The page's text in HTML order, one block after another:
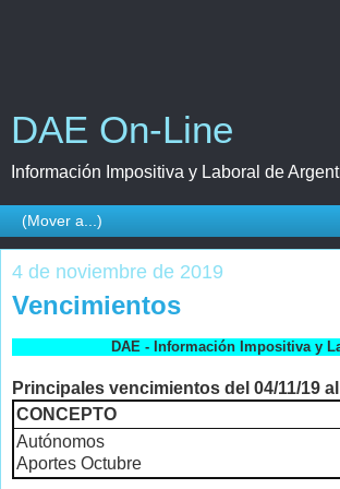
DAE On-Line
Información Impositiva y Laboral de
4 de noviembre de 2019
Vencimientos
DAE - Información Impositiva y
Principales vencimientos del 04/11/19 al
CONCEPTO
Autónomos
Aportes Octubre